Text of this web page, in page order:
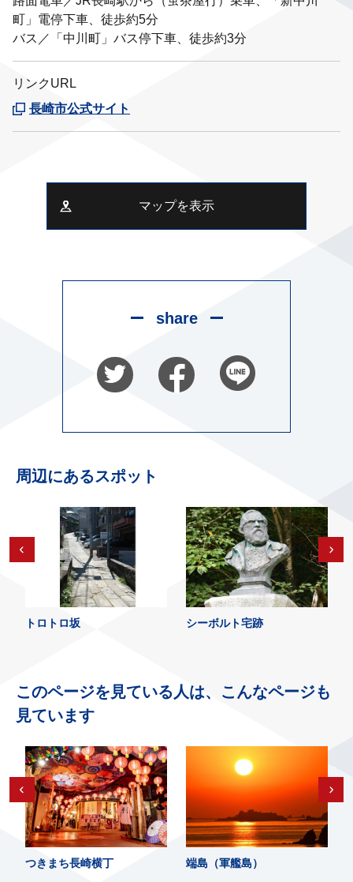
町」電停下車、徒歩約5分
バス／「中川町」バス停下車、徒歩約3分
リンクURL
長崎市公式サイト
マップを表示
share
周辺にあるスポット
トロトロ坂 シーボルト宅跡
このページを見ている人は、こんなページも
見ています
つきまち長崎横丁 端島（軍艦島）